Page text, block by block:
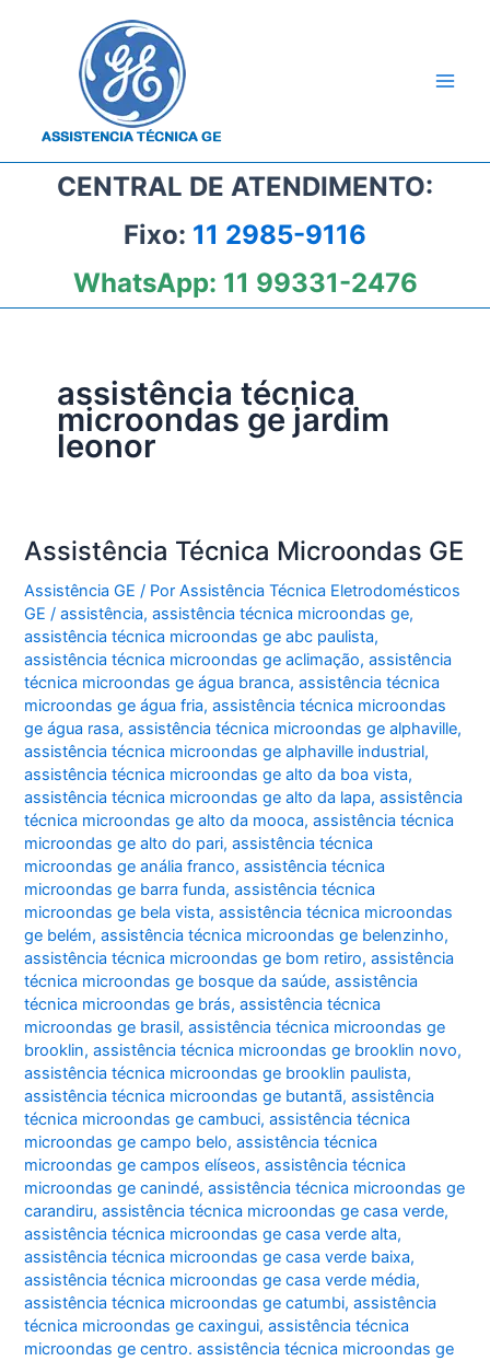
CENTRAL DE ATENDIMENTO:
Fixo: 11 2985-9116
WhatsApp: 11 99331-2476
assistência técnica
microondas ge jardim
leonor
Assistência Técnica Microondas GE
Assistência GE / PorAssistência Técnica Eletrodomésticos
GE/assistência,assistência técnica microondas ge,
assistência técnica microondas ge abc paulista,
assistência técnica microondas ge aclimação,assistência
técnica microondas ge água branca,assistência técnica
microondas ge água fria,assistência técnica microondas
ge água rasa,assistência técnica microondas ge alphaville,
assistência técnica microondas ge alphaville industrial,
assistência técnica microondas ge alto da boa vista,
assistência técnica microondas ge alto da lapa,assistência
técnica microondas ge alto da mooca,assistência técnica
microondas ge alto do pari,assistência técnica
microondas ge anália franco,assistência técnica
microondas ge barra funda,assistência técnica
microondas ge bela vista,assistência técnica microondas
ge belém,assistência técnica microondas ge belenzinho,
assistência técnica microondas ge bom retiro,assistência
técnica microondas ge bosque da saúde,assistência
técnica microondas ge brás,assistência técnica
microondas ge brasil,assistência técnica microondas ge
brooklin,assistência técnica microondas ge brooklin novo,
assistência técnica microondas ge brooklin paulista,
assistência técnica microondas ge butantã,assistência
técnica microondas ge cambuci,assistência técnica
microondas ge campo belo,assistência técnica
microondas ge campos elíseos,assistência técnica
microondas ge canindé,assistência técnica microondas ge
carandiru,assistência técnica microondas ge casa verde,
assistência técnica microondas ge casa verde alta,
assistência técnica microondas ge casa verde baixa,
assistência técnica microondas ge casa verde média,
assistência técnica microondas ge catumbi,assistência
técnica microondas ge caxingui,assistência técnica
microondas ge centro. assistência técnica microondas ge